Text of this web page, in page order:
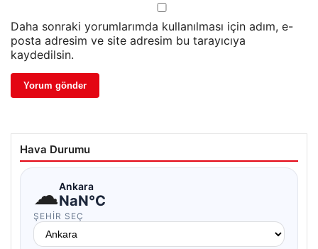
Daha sonraki yorumlarımda kullanılması için adım, e-
posta adresim ve site adresim bu tarayıcıya
kaydedilsin.
Hava Durumu
☁Ankara
NaN°C
ŞEHIR SEÇ